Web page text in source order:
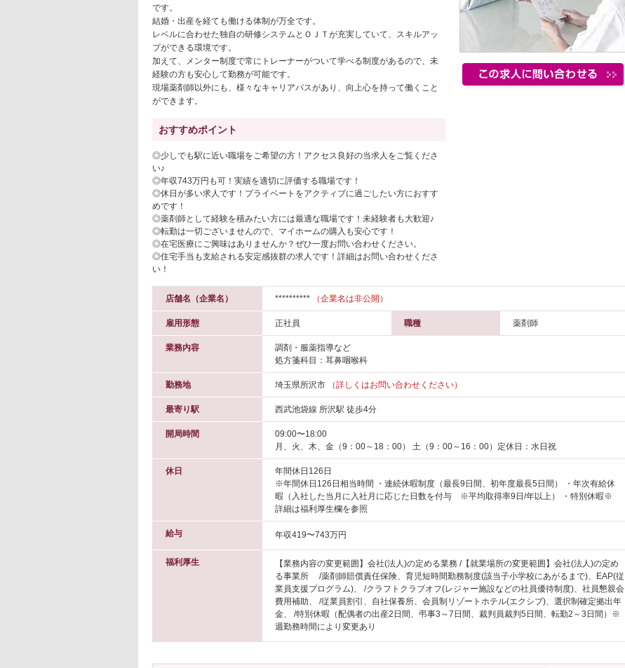
です。
結婚・出産を経ても働ける体制が万全です。
レベルに合わせた独自の研修システムとＯＪＴが充実していて、スキルアッ
プができる環境です。
加えて、メンター制度で常にトレーナーがついて学べる制度があるので、未
経験の方も安心して勤務が可能です。
現場薬剤師以外にも、様々なキャリアパスがあり、向上心を持って働くこと
ができます。
おすすめポイント
◎少しでも駅に近い職場をご希望の方！アクセス良好の当求人をご覧くださ
い♪
◎年収743万円も可！実績を適切に評価する職場です！
◎休日が多い求人です！プライベートをアクティブに過ごしたい方におすす
めです！
◎薬剤師として経験を積みたい方には最適な職場です！未経験者も大歓迎♪
◎転勤は一切ございませんので、マイホームの購入も安心です！
◎在宅医療にご興味はありませんか？ぜひ一度お問い合わせください。
◎住宅手当も支給される安定感抜群の求人です！詳細はお問い合わせくださ
い！
店舗名（企業名） ********** （企業名は非公開）
雇用形態 正社員 職種 薬剤師
業務内容
調剤・服薬指導など
処方箋科目：耳鼻咽喉科
勤務地 埼玉県所沢市 （詳しくはお問い合わせください）
最寄り駅 西武池袋線 所沢駅 徒歩4分
開局時間
09:00〜18:00
月、火、木、金（9：00～18：00） 土（9：00～16：00）定休日：水日祝
休日
年間休日126日
※年間休日126日相当時間 ・連続休暇制度（最長9日間、初年度最長5日間） ・年次有給休
暇（入社した当月に入社月に応じた日数を付与 ※平均取得率9日/年以上） ・特別休暇※
詳細は福利厚生欄を参照
給与 年収419〜743万円
福利厚生
【業務内容の変更範囲】会社(法人)の定める業務 /【就業場所の変更範囲】会社(法人)の定め
る事業所 /薬剤師賠償責任保険、育児短時間勤務制度(該当子小学校にあがるまで)、EAP(従
業員支援プログラム)、 /クラフトクラブオフ(レジャー施設などの社員優待制度)、社員懇親会
費用補助、 /従業員割引、自社保養所、会員制リゾートホテル(エクシブ)、選択制確定拠出年
金、 /特別休暇（配偶者の出産2日間、弔事3～7日間、裁判員裁判5日間、転勤2～3日間）※
週勤務時間により変更あり